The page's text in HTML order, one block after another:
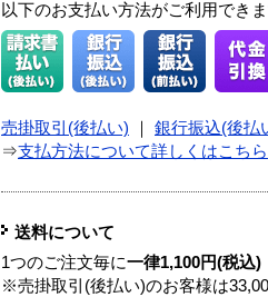
以下のお支払い方法がご利用できま
売掛取引(後払い) 銀行振込(後払
⇒支払方法について詳しくはこちら
送料について
1つのご注文毎に一律1,100円(税込)
※売掛取引(後払い)のお客様は